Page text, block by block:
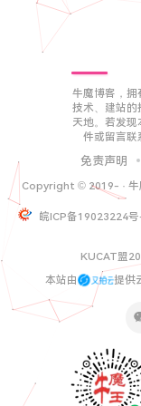
牛魔博客，拥
技术、建站的
天地。若发
件或留言联
免责声明
Copyright © 2019- · 牛
皖ICP备19023224
KUCAT盟
本站由
提供